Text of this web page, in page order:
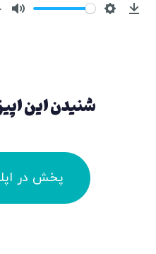
شنیدن این
پخش در